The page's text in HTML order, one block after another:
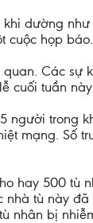
dường
cuộc họp báo.
Các sự
cuối tuần
người trong
mạng. Số
hay 500 tù
tù này
nhân bị